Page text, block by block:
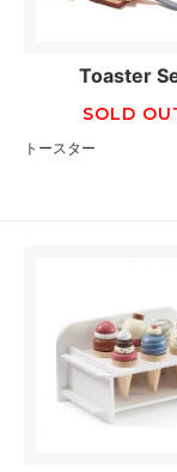
Toaster
SOLD
トースター